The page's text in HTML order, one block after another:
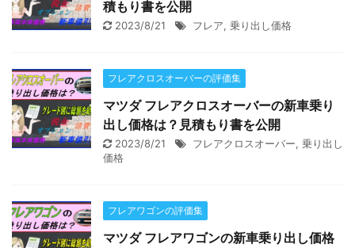
積もり書を公開
2023/8/21 フレア, 乗り出し価格
フレアクロスオーバーの評価集
マツダ フレアクロスオーバーの新車乗り
出し価格は？見積もり書を公開
2023/8/21 フレアクロスオーバー, 乗り出し
価格
フレアワゴンの評価集
マツダ フレアワゴンの新車乗り出し価格